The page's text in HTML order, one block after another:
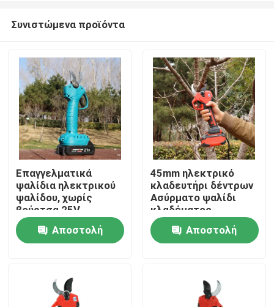
Σπίτι
Βίντεο
Συνιστώμενα προϊόντα
Επαγγελματικά
ψαλίδια ηλεκτρικού
ψαλίδου, χωρίς
βούρτσα 25V
Αποστολή
45mm ηλεκτρικό
κλαδευτήρι δέντρων
Ασύρματο ψαλίδι
κλαδέματος
κινητήρα χωρίς
ψήκτρες για χρήση
στον κήπο
Αποστολή